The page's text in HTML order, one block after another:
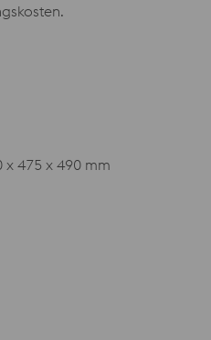
x 475 x 490 mm